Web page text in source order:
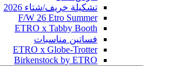
تشكيلة خريف/شتاء 2026
F/W 26 Etro Summer
ETRO x Tabby Booth
فساتين مناسبات
ETRO x Globe-Trotter
Birkenstock by ETRO